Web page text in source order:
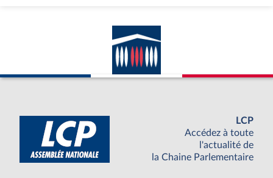
LCP
Accédez à toute
l'actualité de
la Chaine Parlementaire